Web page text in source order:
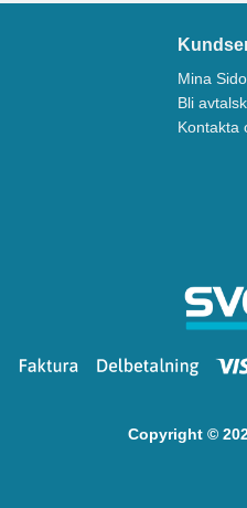
Mina
Bli
Kontakta
Copyright ©